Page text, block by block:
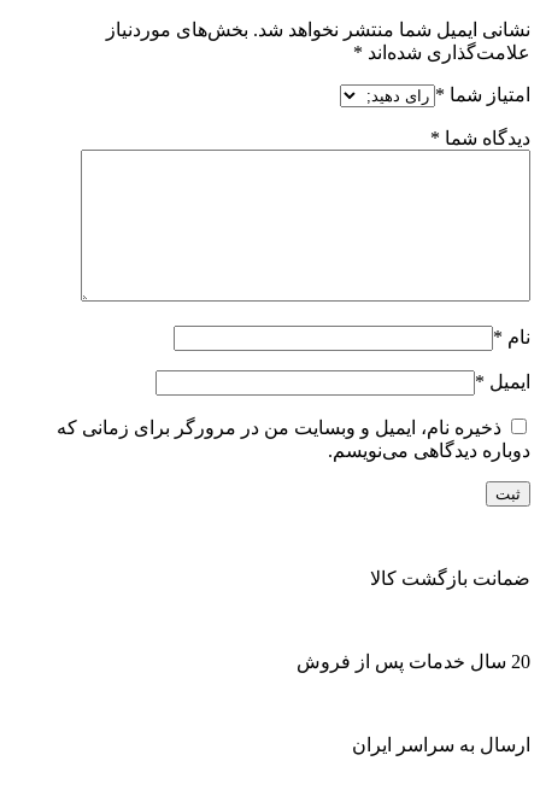
نشانی ایمیل شما منتشر نخواهد شد. بخش‌های موردنیاز
علامت‌گذاری شده‌اند *
امتیاز شما *
دیدگاه شما *
نام *
ایمیل *
ذخیره نام، ایمیل و وبسایت من در مرورگر برای زمانی که
دوباره دیدگاهی می‌نویسم.
ضمانت بازگشت کالا
20 سال خدمات پس از فروش
ارسال به سراسر ایران